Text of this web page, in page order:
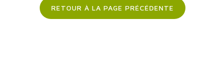
RETOUR À LA PAGE PRÉCÉDENTE